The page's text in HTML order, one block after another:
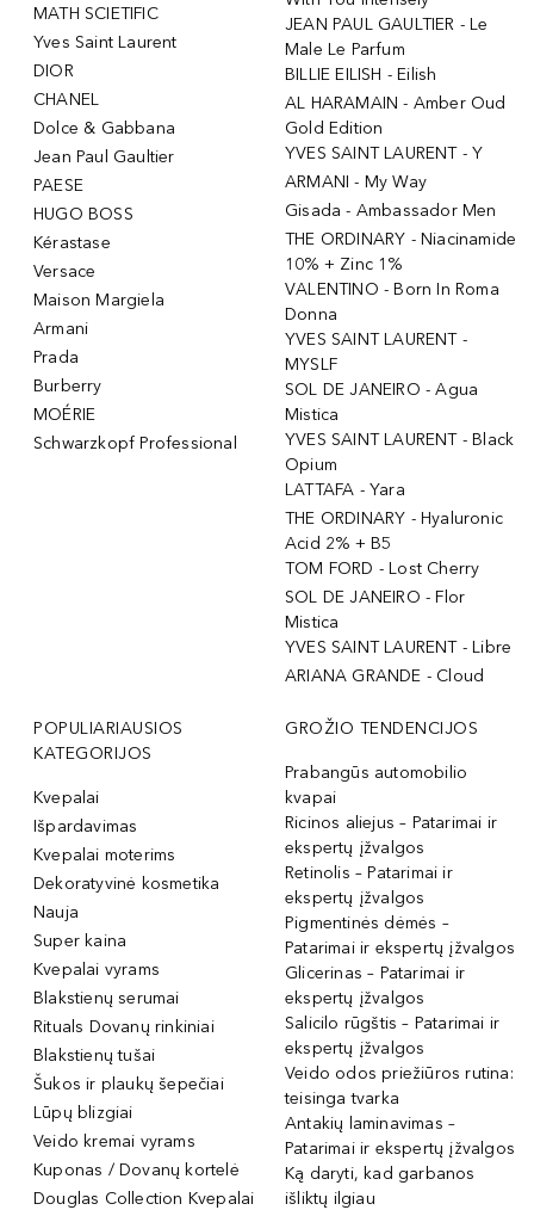
MATH SCIETIFIC
Yves Saint Laurent
DIOR
CHANEL
Dolce & Gabbana
Jean Paul Gaultier
PAESE
HUGO BOSS
Kérastase
Versace
Maison Margiela
Armani
Prada
Burberry
MOÉRIE
Schwarzkopf Professional
JEAN PAUL GAULTIER - Le
Male Le Parfum
BILLIE EILISH - Eilish
AL HARAMAIN - Amber Oud
Gold Edition
YVES SAINT LAURENT - Y
ARMANI - My Way
Gisada - Ambassador Men
THE ORDINARY - Niacinamide
10% + Zinc 1%
VALENTINO - Born In Roma
Donna
YVES SAINT LAURENT -
MYSLF
SOL DE JANEIRO - Agua
Mistica
YVES SAINT LAURENT - Black
Opium
LATTAFA - Yara
THE ORDINARY - Hyaluronic
Acid 2% + B5
TOM FORD - Lost Cherry
SOL DE JANEIRO - Flor
Mistica
YVES SAINT LAURENT - Libre
ARIANA GRANDE - Cloud
POPULIARIAUSIOS
KATEGORIJOS
Kvepalai
Išpardavimas
Kvepalai moterims
Dekoratyvinė kosmetika
Nauja
Super kaina
Kvepalai vyrams
Blakstienų serumai
Rituals Dovanų rinkiniai
Blakstienų tušai
Šukos ir plaukų šepečiai
Lūpų blizgiai
Veido kremai vyrams
Kuponas / Dovanų kortelė
Douglas Collection Kvepalai
GROŽIO TENDENCIJOS
Prabangūs automobilio
kvapai
Ricinos aliejus – Patarimai ir
ekspertų įžvalgos
Retinolis – Patarimai ir
ekspertų įžvalgos
Pigmentinės dėmės –
Patarimai ir ekspertų įžvalgos
Glicerinas – Patarimai ir
ekspertų įžvalgos
Salicilo rūgštis – Patarimai ir
ekspertų įžvalgos
Veido odos priežiūros rutina:
teisinga tvarka
Antakių laminavimas –
Patarimai ir ekspertų įžvalgos
Ką daryti, kad garbanos
išliktų ilgiau